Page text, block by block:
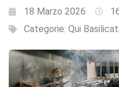
18 Marzo 2026
Categorie: Qui